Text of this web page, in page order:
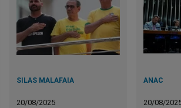
SILAS MALAFAIA
20/08/2025
ANAC
20/08/